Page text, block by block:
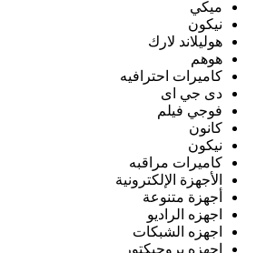
ميكي
نيكون
هوليلاند لارك
هوهم
كاميرات احترافيه
دى جي اى
فوجي فيلم
كانون
نيكون
كاميرات مراقبه
الأجهزة الإلكترونية
أجهزة متنوعة
اجهزه الراديو
اجهزه الشبكات
اجهزه بروجيكتور